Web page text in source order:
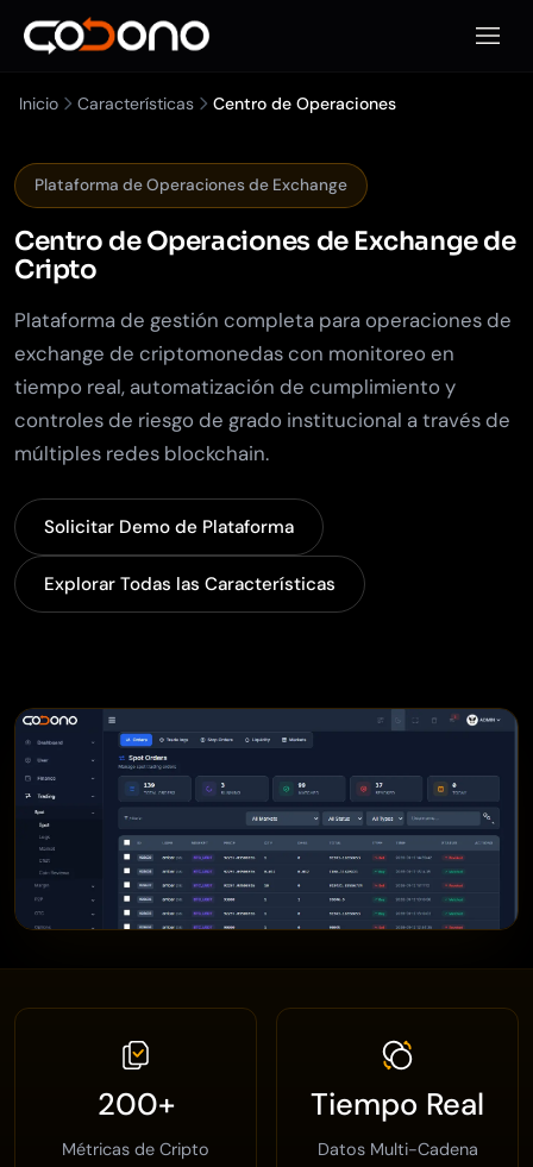
Abrir
Inicio Características Centro de Operaciones
Plataforma de Operaciones de Exchange
Centro de Operaciones de Exchange de
Cripto
Plataforma de gestión completa para operaciones de
exchange de criptomonedas con monitoreo en
tiempo real, automatización de cumplimiento y
controles de riesgo de grado institucional a través de
múltiples redes blockchain.
Solicitar Demo de Plataforma
Explorar Todas las Características
200+
Métricas de Cripto
Tiempo Real
Datos Multi-Cadena